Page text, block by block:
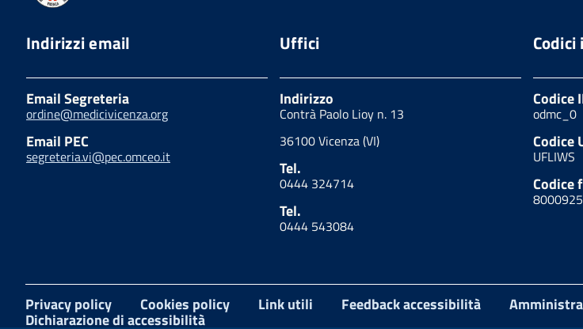
Indirizzi email
Email Segreteria
ordine@medicivicenza.org
Email PEC
segreteria.vi@pec.omceo.it
Uffici
Indirizzo
Contrà Paolo Lioy n. 13
36100 Vicenza (VI)
Tel.
0444 324714
Tel.
0444 543084
Codice
odmc_0
Codice
UFLIWS
Codice
Privacy policy Cookies policy Link utili Feedback accessibilità
Dichiarazione di accessibilità